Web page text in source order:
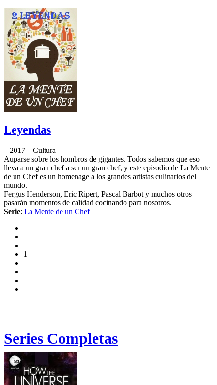
Leyendas
2017 Cultura
Auparse sobre los hombros de gigantes. Todos sabemos que eso
lleva a un gran chef a ser un gran chef, y este episodio de La Mente
de un Chef es un homenage a los grandes artistas culinarios del
mundo.
Fergus Henderson, Eric Ripert, Pascal Barbot y muchos otros
pasarán momentos de calidad cocinando para nosotros.
Serie: La Mente de un Chef
1
Series Completas